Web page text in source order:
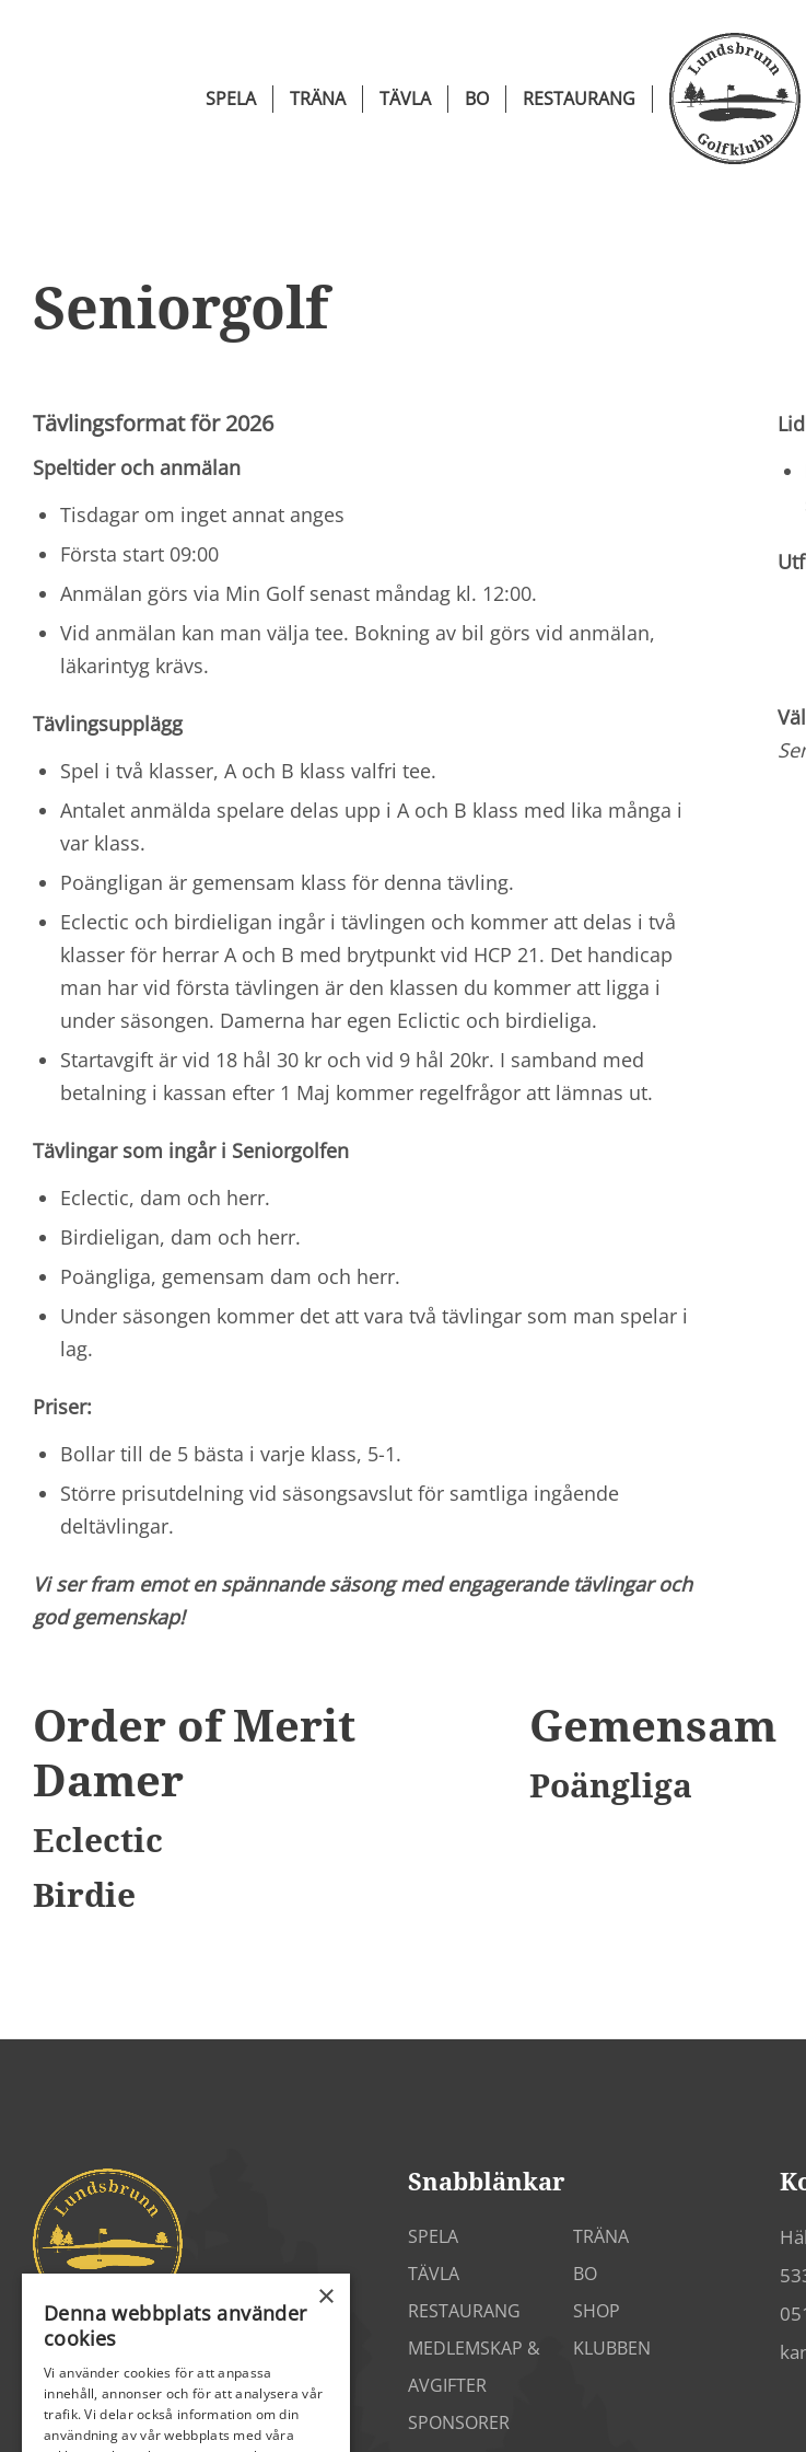
SPELA TRÄNA TÄVLA BO RESTAURANG
Seniorgolf
Tävlingsformat för 2026
Speltider och anmälan
Tisdagar om inget annat anges
Första start 09:00
Anmälan görs via Min Golf senast måndag kl. 12:00.
Vid anmälan kan man välja tee. Bokning av bil görs vid anmälan,
läkarintyg krävs.
Tävlingsupplägg
Spel i två klasser, A och B klass valfri tee.
Antalet anmälda spelare delas upp i A och B klass med lika många i
var klass.
Poängligan är gemensam klass för denna tävling.
Eclectic och birdieligan ingår i tävlingen och kommer att delas i två
klasser för herrar A och B med brytpunkt vid HCP 21. Det handicap
man har vid första tävlingen är den klassen du kommer att ligga i
under säsongen. Damerna har egen Eclictic och birdieliga.
Startavgift är vid 18 hål 30 kr och vid 9 hål 20kr. I samband med
betalning i kassan efter 1 Maj kommer regelfrågor att lämnas ut.
Tävlingar som ingår i Seniorgolfen
Eclectic, dam och herr.
Birdieligan, dam och herr.
Poängliga, gemensam dam och herr.
Under säsongen kommer det att vara två tävlingar som man spelar i
lag.
Priser:
Bollar till de 5 bästa i varje klass, 5-1.
Större prisutdelning vid säsongsavslut för samtliga ingående
deltävlingar.
Vi ser fram emot en spännande säsong med engagerande tävlingar och
god gemenskap!
Order of Merit
Damer
Eclectic
Birdie
Gemensam
Poängliga
Snabblänkar
SPELA
TRÄNA
TÄVLA
BO
RESTAURANG
SHOP
MEDLEMSKAP &
AVGIFTER
KLUBBEN
SPONSORER
×
Denna webbplats använder
cookies
Vi använder cookies för att anpassa
innehåll, annonser och för att analysera vår
trafik. Vi delar också information om din
användning av vår webbplats med våra